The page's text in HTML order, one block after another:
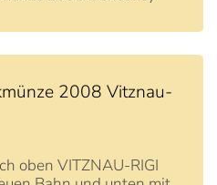
2008 Vitznau-
oben VITZNAU-RIGI